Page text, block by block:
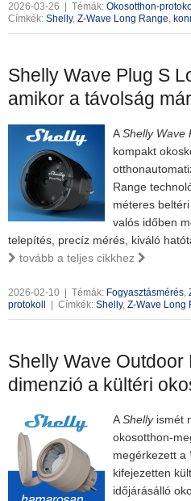
2026-03-26 Témák: Okosotthon-
Címkék: Shelly, Z-Wave Long Range,
Shelly Wave Plug S
amikor a távolság
AShelly Wave
kompakt
Range
méteres
valós időben
telepítés, precíz mérés, kiváló
tovább a teljes cikkhez
2026-02-10 Témák: Fogyasztásmérés,
protokoll
Címkék: Shelly, Z-Wave Long
Shelly Wave Outdoor
dimenzió a kültéri
AShellyismét
okosotthon-
megérkezett a
kifejezetten
időjárásálló